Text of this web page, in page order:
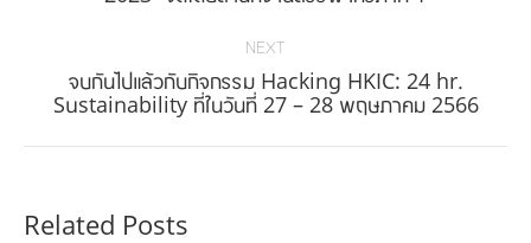
post:
NEXT
Next
post:
จบกันไปแล้วกับกิจกรรม Hacking HKIC: 24 hr.
Sustainability ที่ในวันที่ 27 – 28 พฤษภาคม 2566
Related Posts